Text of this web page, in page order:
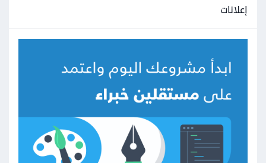
إعلانات